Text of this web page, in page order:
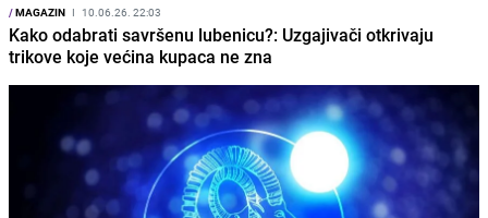
/MAGAZIN I 10.06.26. 22:03
Kako odabrati savršenu lubenicu?: Uzgajivači otkrivaju
trikove koje većina kupaca ne zna